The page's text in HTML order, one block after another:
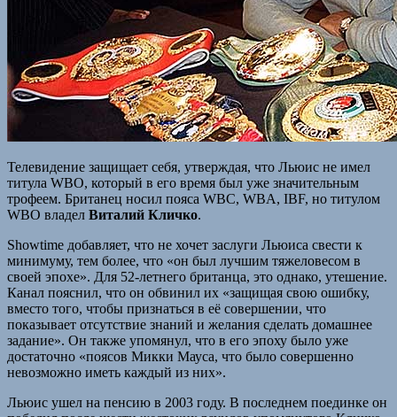
Телевидение защищает себя, утверждая, что Льюис не имел
титула WBO, который в его время был уже значительным
трофеем. Британец носил пояса WBC, WBA, IBF, но титулом
WBO владел Виталий Кличко.
Showtime добавляет, что не хочет заслуги Льюиса свести к
минимуму, тем более, что «он был лучшим тяжеловесом в
своей эпохе». Для 52-летнего британца, это однако, утешение.
Канал пояснил, что он обвинил их «защищая свою ошибку,
вместо того, чтобы признаться в её совершении, что
показывает отсутствие знаний и желания сделать домашнее
задание». Он также упомянул, что в его эпоху было уже
достаточно «поясов Микки Мауса, что было совершенно
невозможно иметь каждый из них».
Льюис ушел на пенсию в 2003 году. В последнем поединке он